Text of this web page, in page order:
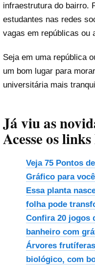
infraestrutura do bairro.
estudantes nas redes
vagas em repúblicas ou
Seja em uma república
um bom lugar para
universitária mais
Já viu as
Acesse os
Veja 75 Pontos
Gráfico para
Essa planta
folha pode
Confira 20 jogos
banheiro com
Árvores
biológico, com